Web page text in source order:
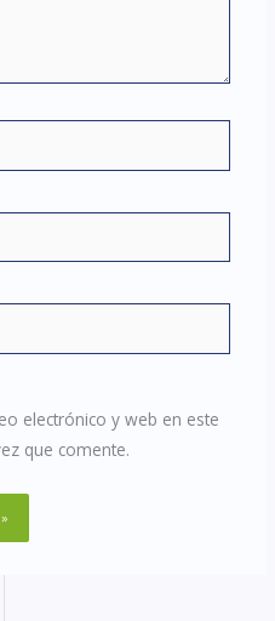
electrónico y web en este
que comente.